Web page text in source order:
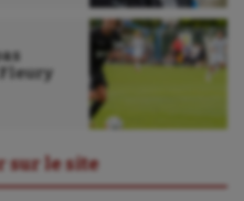
sur le site